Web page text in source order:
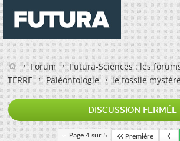
Forum
Futura-Sciences : les
TERRE
Paléontologie le fossile
DISCUSSION FERMÉE
Page 4 sur 5 Première